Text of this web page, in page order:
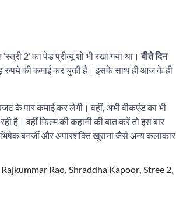
2’ का पेड प्रीव्यू शो भी रखा गया था। बीते दिन
रुपये की कमाई कर चुकी है। इसके साथ ही आज के ही
के पार कमाई कर लेगी। वहीं, अभी वीकएंड का भी
है। वहीं फिल्म की कहानी की बात करें तो इस बार
बनर्जी और अपारशक्ति खुराना जैसे अन्य कलाकार
Rajkummar Rao, Shraddha Kapoor, Stree 2,